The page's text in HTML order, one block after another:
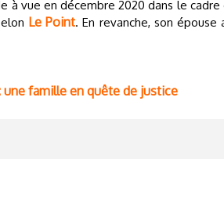
à vue en décembre 2020 dans le
Le Point. En revanche, son épouse
une famille en quête de justice